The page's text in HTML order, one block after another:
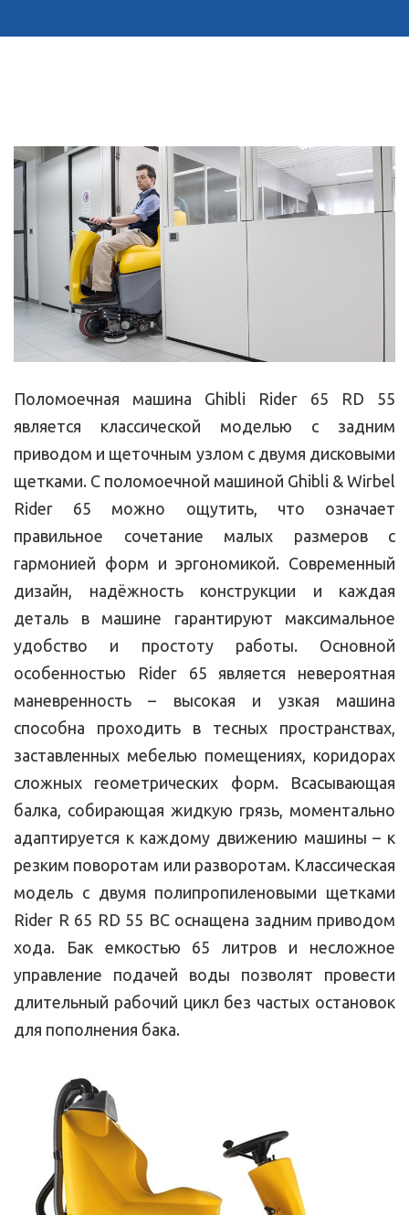
Поломоечная машина Ghibli Rider 65 RD 55
является классической моделью с задним
приводом и щеточным узлом с двумя дисковыми
щетками. С поломоечной машиной Ghibli & Wirbel
Rider 65 можно ощутить, что означает
правильное сочетание малых размеров с
гармонией форм и эргономикой. Современный
дизайн, надёжность конструкции и каждая
деталь в машине гарантируют максимальное
удобство и простоту работы. Основной
особенностью Rider 65 является невероятная
маневренность – высокая и узкая машина
способна проходить в тесных пространствах,
заставленных мебелью помещениях, коридорах
сложных геометрических форм. Всасывающая
балка, собирающая жидкую грязь, моментально
адаптируется к каждому движению машины – к
резким поворотам или разворотам. Классическая
модель с двумя полипропиленовыми щетками
Rider R 65 RD 55 BC оснащена задним приводом
хода. Бак емкостью 65 литров и несложное
управление подачей воды позволят провести
длительный рабочий цикл без частых остановок
для пополнения бака.